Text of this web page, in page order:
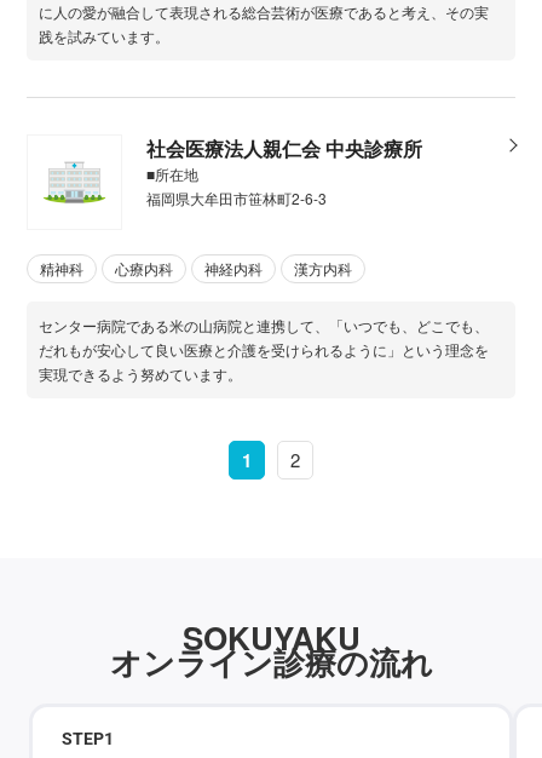
に人の愛が融合して表現される総合芸術が医療であると考え、その実
践を試みています。
社会医療法人親仁会 中央診療所
■所在地
福岡県大牟田市笹林町2-6-3
精神科 心療内科 神経内科 漢方内科
センター病院である米の山病院と連携して、「いつでも、どこでも、
だれもが安心して良い医療と介護を受けられるように」という理念を
実現できるよう努めています。
1 2
SOKUYAKU
オンライン診療の流れ
STEP1